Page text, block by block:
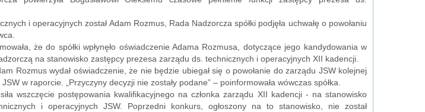
i operacyjnych został Adam Rozmus, Rada Nadzorcza spółki podjęła uchwałę o powołaniu
że do spółki wpłynęło oświadczenie Adama Rozmusa, dotyczące jego kandydowania w
na stanowisko zastępcy prezesa zarządu ds. technicznych i operacyjnych XII kadencji.
Rozmus wydał oświadczenie, że nie będzie ubiegał się o powołanie do zarządu JSW kolejnej
w raporcie. „Przyczyny decyzji nie zostały podane” – poinformowała wówczas spółka.
wszczęcie postępowania kwalifikacyjnego na członka zarządu XII kadencji - na stanowisko
i operacyjnych JSW. Poprzedni konkurs, ogłoszony na to stanowisko, nie został